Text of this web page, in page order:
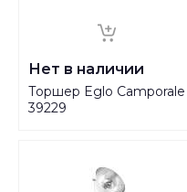
Нет в наличии
Торшер Eglo Camporale
39229